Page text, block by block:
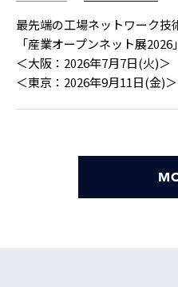
最先端の工場ネットワーク技
「産業オープンネット展
＜大阪：2026年7月7日(火)＞
＜東京：2026年9月11日(金)＞